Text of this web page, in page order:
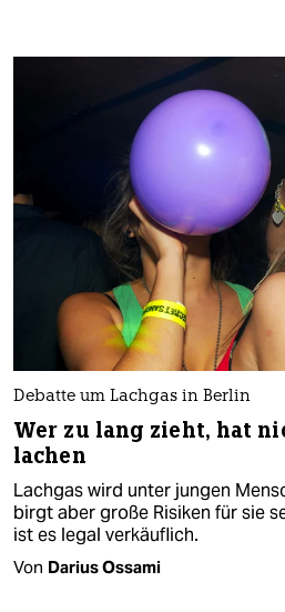
Debatte um Lachgas in Berlin
Wer zu lang zieht, hat
lachen
Lachgas wird unter jungen
birgt aber große Risiken für sie
ist es legal verkäuflich.
Von Darius Ossami